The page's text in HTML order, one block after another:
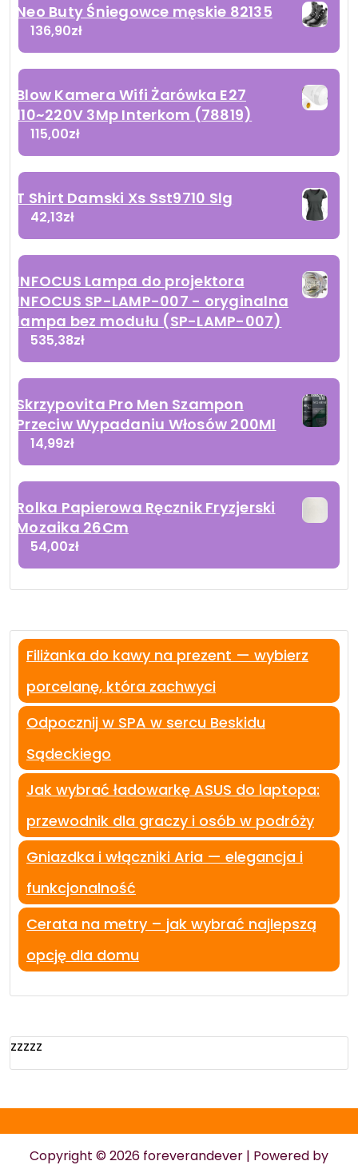
Neo Buty Śniegowce męskie 82135
136,90zł
Blow Kamera Wifi Żarówka E27
110~220V 3Mp Interkom (78819)
115,00zł
T Shirt Damski Xs Sst9710 Slg
42,13zł
INFOCUS Lampa do projektora
INFOCUS SP-LAMP-007 - oryginalna
lampa bez modułu (SP-LAMP-007)
535,38zł
Skrzypovita Pro Men Szampon
Przeciw Wypadaniu Włosów 200Ml
14,99zł
Rolka Papierowa Ręcznik Fryzjerski
Mozaika 26Cm
54,00zł
Filiżanka do kawy na prezent — wybierz
porcelanę, która zachwyci
Odpocznij w SPA w sercu Beskidu
Sądeckiego
Jak wybrać ładowarkę ASUS do laptopa:
przewodnik dla graczy i osób w podróży
Gniazdka i włączniki Aria — elegancja i
funkcjonalność
Cerata na metry – jak wybrać najlepszą
opcję dla domu
zzzzz
Copyright © 2026 foreverandever | Powered by